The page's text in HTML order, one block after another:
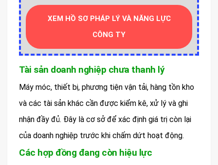
XEM HỒ SƠ PHÁP LÝ VÀ NĂNG LỰC
CÔNG TY
Tài sản doanh nghiệp chưa thanh lý
Máy móc, thiết bị, phương tiện vận tải, hàng tồn kho
và các tài sản khác cần được kiểm kê, xử lý và ghi
nhận đầy đủ. Đây là cơ sở để xác định giá trị còn lại
của doanh nghiệp trước khi chấm dứt hoạt động.
Các hợp đồng đang còn hiệu lực